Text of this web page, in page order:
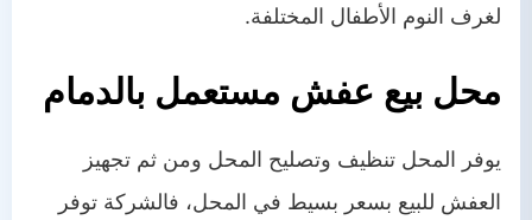
لغرف النوم الأطفال المختلفة.
محل بيع عفش مستعمل بالدمام
يوفر المحل تنظيف وتصليح المحل ومن ثم تجهيز
العفش للبيع بسعر بسيط في المحل، فالشركة توفر